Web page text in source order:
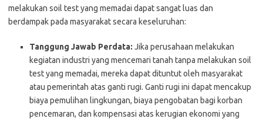
melakukan soil test yang memadai dapat sangat luas dan
berdampak pada masyarakat secara keseluruhan:
Tanggung Jawab Perdata: Jika perusahaan melakukan
kegiatan industri yang mencemari tanah tanpa melakukan soil
test yang memadai, mereka dapat dituntut oleh masyarakat
atau pemerintah atas ganti rugi. Ganti rugi ini dapat mencakup
biaya pemulihan lingkungan, biaya pengobatan bagi korban
pencemaran, dan kompensasi atas kerugian ekonomi yang